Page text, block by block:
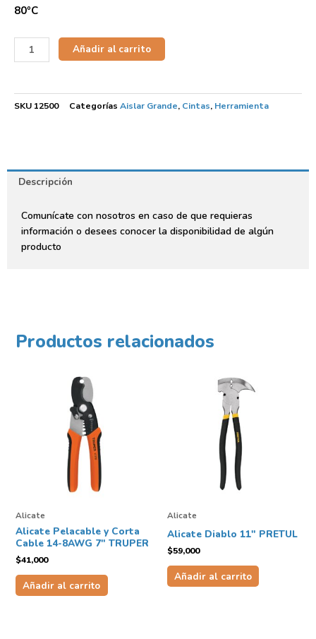
80ºC
Añadir al carrito
SKU 12500 Categorías Aislar Grande, Cintas, Herramienta
Descripción
Comunícate con nosotros en caso de que requieras
información o desees conocer la disponibilidad de algún
producto
Productos relacionados
Alicate
Alicate Pelacable y Corta
Cable 14-8AWG 7″ TRUPER
$41,000
Añadir al carrito
Alicate
Alicate Diablo 11″ PRETUL
$59,000
Añadir al carrito